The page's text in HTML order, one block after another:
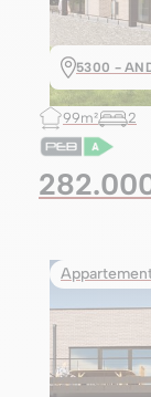
5300 -
99m² 2